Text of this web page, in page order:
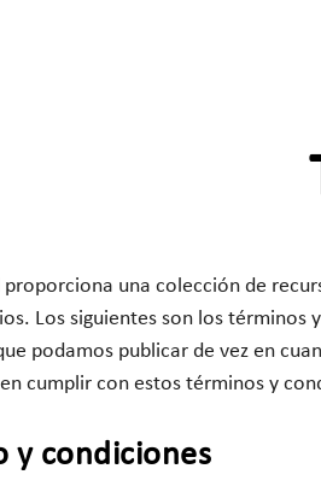
una colección de
Los siguientes son los términos
podamos publicar de vez en
cumplir con estos términos y
y condiciones